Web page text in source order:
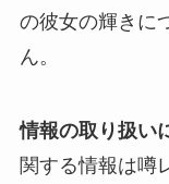
の彼女の輝きに
ん。
情報の取り扱い
関する情報は噂